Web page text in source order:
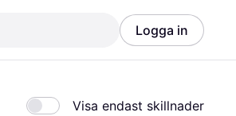
Logga in
Visa endast skillnader